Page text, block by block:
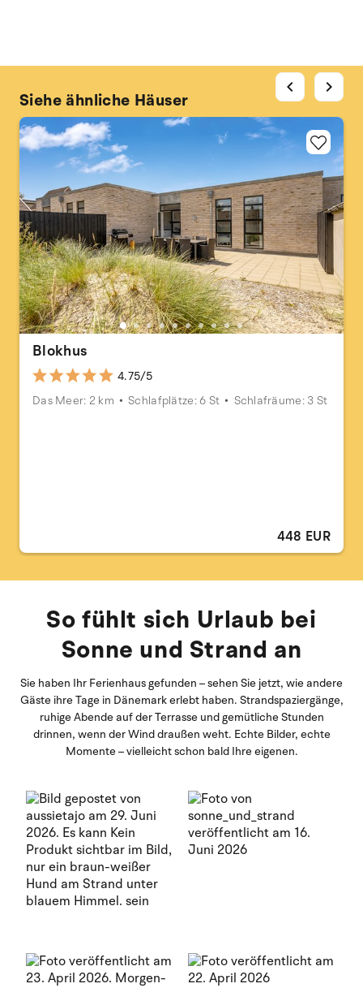
Siehe ähnliche Häuser
Blokhus
4.75/5
Das Meer: 2 km
Schlafplätze: 6 St Schlafräume: 3 St
448 EUR
chevron_left chevron_right
So fühlt sich Urlaub bei
Sonne und Strand an
Sie haben Ihr Ferienhaus gefunden – sehen Sie jetzt, wie andere
Gäste ihre Tage in Dänemark erlebt haben. Strandspaziergänge,
ruhige Abende auf der Terrasse und gemütliche Stunden
drinnen, wenn der Wind draußen weht. Echte Bilder, echte
Momente – vielleicht schon bald Ihre eigenen.